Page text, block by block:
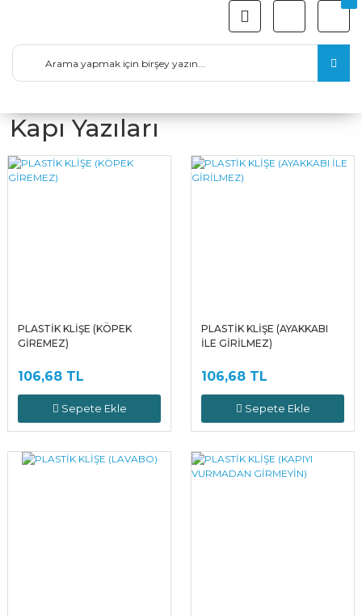
Kapı Yazıları
PLASTİK KLİŞE (KÖPEK
GİREMEZ)
106,68 TL
Sepete Ekle
PLASTİK KLİŞE (AYAKKABI
İLE GİRİLMEZ)
106,68 TL
Sepete Ekle